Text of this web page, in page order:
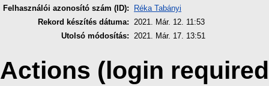
Felhasználói azonosító szám (ID):
Réka Tabányi
Rekord készítés dátuma: 2021. Már. 12. 11:53
Utolsó módosítás: 2021. Már. 17. 13:51
Actions (login